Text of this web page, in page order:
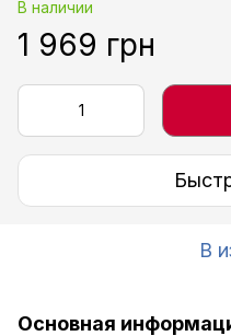
В наличии
1 969 грн
В
Основная